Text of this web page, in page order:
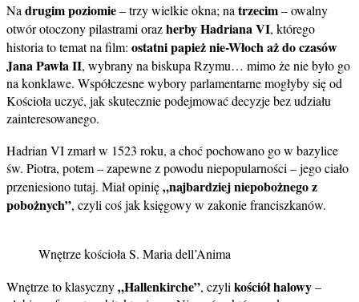
Nadrugim poziomie– trzy wielkie okna; natrzecim– owalny
otwór otoczony pilastrami orazherby Hadriana VI, którego
historia to temat na film: ostatni papież nie-Włoch aż do czasów
Jana Pawła II, wybrany na biskupa Rzymu… mimo że nie było go
na konklawe. Współczesne wybory parlamentarne mogłyby się od
Kościoła uczyć, jak skutecznie podejmować decyzje bez udziału
zainteresowanego.
Hadrian VI zmarł w 1523 roku, a choć pochowano go w bazylice
św. Piotra, potem – zapewne z powodu niepopularności – jego ciało
przeniesiono tutaj. Miał opinię„najbardziej niepobożnego z
pobożnych”, czyli coś jak księgowy w zakonie franciszkanów.
Wnętrze kościoła S. Maria dell’Anima
Wnętrze to klasyczny„Hallenkirche”, czylikościół halowy–